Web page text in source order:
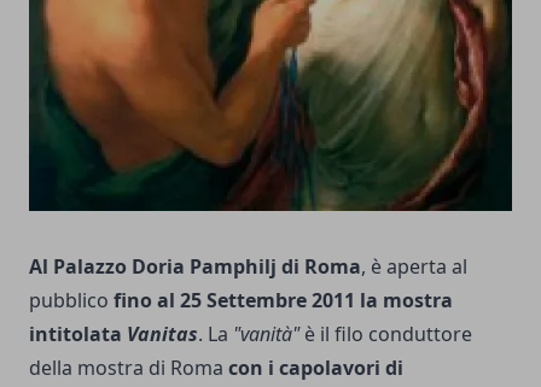
Al Palazzo Doria Pamphilj di Roma, è aperta al
pubblico fino al 25 Settembre 2011 la mostra
intitolata Vanitas. La "vanità"è il filo conduttore
della mostra di Roma con i capolavori di